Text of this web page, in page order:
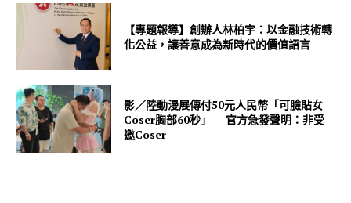
【專題報導】創辦人林柏宇：以金融技術轉
化公益，讓善意成為新時代的價值語言
影／陸動漫展傳付50元人民幣「可臉貼女
Coser胸部60秒」 官方急發聲明：非受
邀Coser